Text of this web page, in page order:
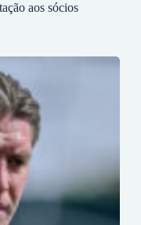
aos sócios